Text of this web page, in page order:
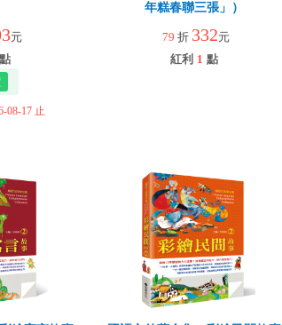
元
點
08-17 止
年糕春聯三張」）
79 折 332元
紅利 1 點